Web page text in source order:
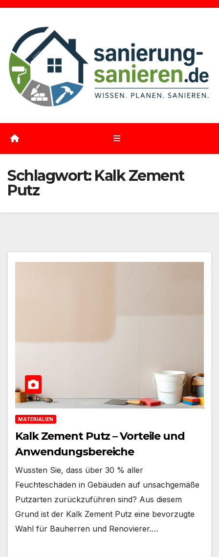
Zum
springen
Schlagwort: Kalk Zement
Putz
MATERIALIEN
Kalk Zement Putz – Vorteile und
Anwendungsbereiche
Wussten Sie, dass über 30 % aller
Feuchteschäden in Gebäuden auf unsachgemäße
Putzarten zurückzuführen sind? Aus diesem
Grund ist der Kalk Zement Putz eine bevorzugte
Wahl für Bauherren und Renovierer.…